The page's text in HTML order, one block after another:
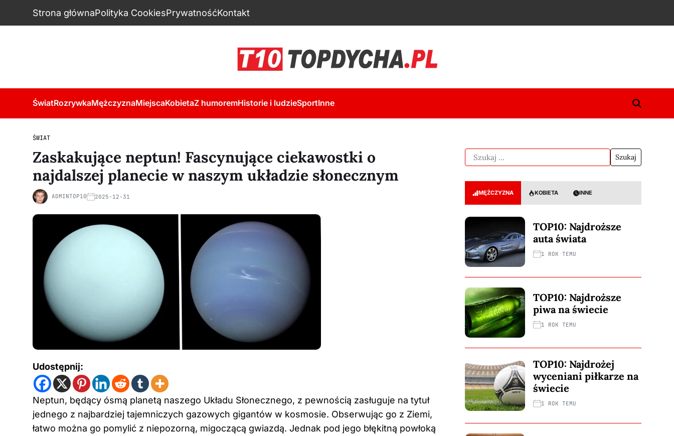
Strona głównaPolityka CookiesPrywatnośćKontakt
ŚwiatRozrywkaMężczyznaMiejscaKobietaZ humoremHistorie i ludzieSportInne
ŚWIAT
Zaskakujące neptun! Fascynujące ciekawostki o
najdalszej planecie w naszym układzie słonecznym
ADMINTOP10 2025-12-31
Udostępnij:
Neptun, będący ósmą planetą naszego Układu Słonecznego, z pewnością zasługuje na tytuł
jednego z najbardziej tajemniczych gazowych gigantów w kosmosie. Obserwując go z Ziemi,
łatwo można go pomylić z niepozorną, migoczącą gwiazdą. Jednak pod jego błękitną powłoką
MĘŻCZYZNA KOBIETA INNE
TOP10: Najdroższe
auta świata
1 ROK TEMU
TOP10: Najdroższe
piwa na świecie
1 ROK TEMU
TOP10: Najdrożej
wyceniani piłkarze na
świecie
1 ROK TEMU